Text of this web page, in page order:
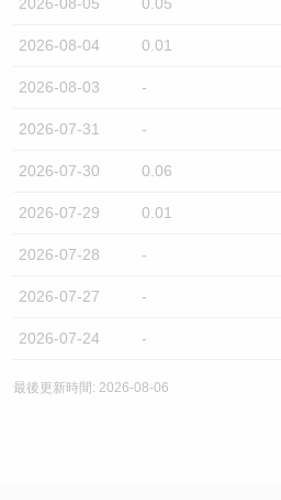
2026-08-04 0.01
2026-08-03 -
2026-07-31 -
2026-07-30 0.06
2026-07-29 0.01
2026-07-28 -
2026-07-27 -
2026-07-24 -
最後更新時間: 2026-08-06